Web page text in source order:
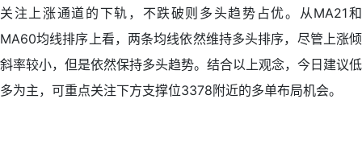
关注上涨通道的下轨，不跌破则多头趋势占优。从MA21和
MA60均线排序上看，两条均线依然维持多头排序，尽管上涨倾
斜率较小，但是依然保持多头趋势。结合以上观念，今日建议低
多为主，可重点关注下方支撑位3378附近的多单布局机会。